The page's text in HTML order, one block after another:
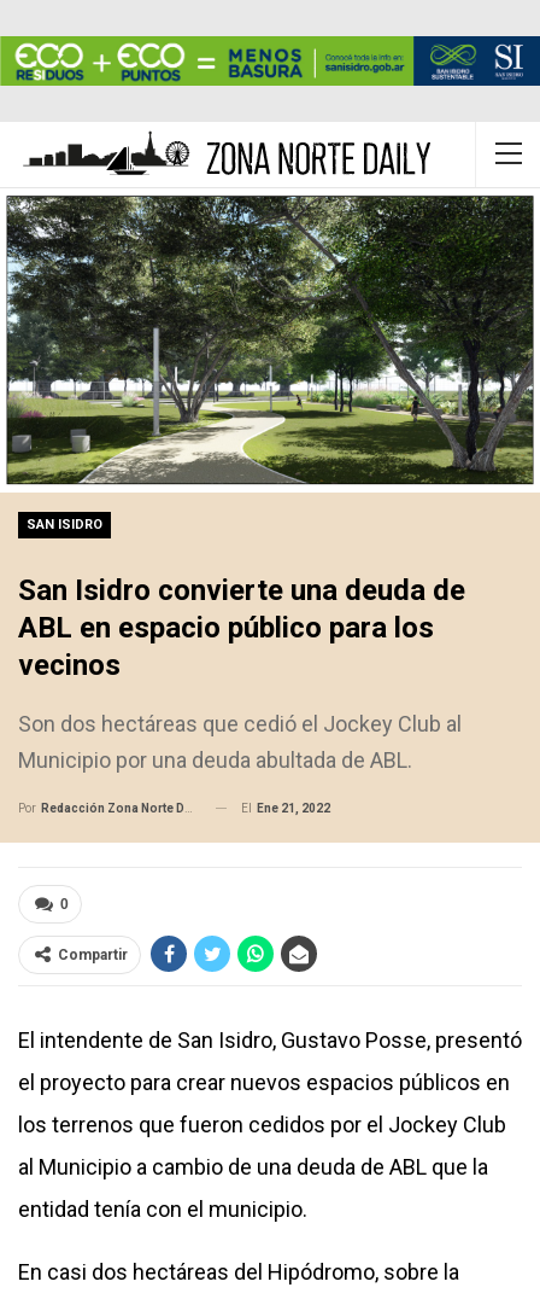
SAN ISIDRO
San Isidro convierte una deuda de
ABL en espacio público para los
vecinos
Son dos hectáreas que cedió el Jockey Club al
Municipio por una deuda abultada de ABL.
Por Redacción Zona Norte Daily El Ene 21, 2022
0
Compartir
El intendente de San Isidro, Gustavo Posse, presentó
el proyecto para crear nuevos espacios públicos en
los terrenos que fueron cedidos por el Jockey Club
al Municipio a cambio de una deuda de ABL que la
entidad tenía con el municipio.
En casi dos hectáreas del Hipódromo, sobre la